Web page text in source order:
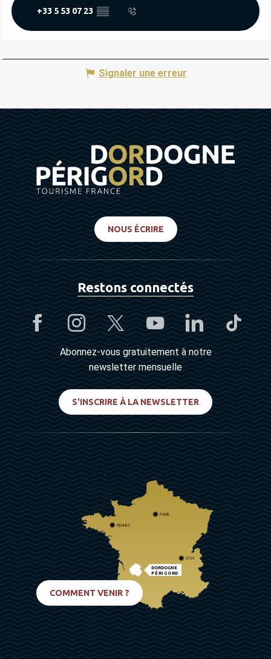
+33 5 53 07 23 ▒▒
Signaler une erreur
NOUS ÉCRIRE
Restons connectés
Abonnez-vous gratuitement à notre
newsletter mensuelle
S'INSCRIRE À LA NEWSLETTER
DORDOGNE
PÉRIGORD
PARIS
RENNES
LYON
COMMENT VENIR ?